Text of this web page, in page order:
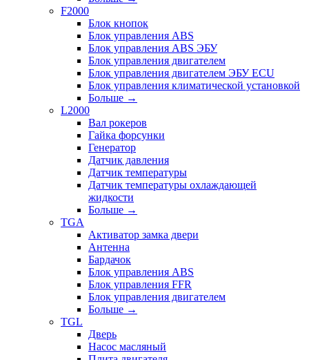
F2000
Блок кнопок
Блок управления ABS
Блок управления ABS ЭБУ
Блок управления двигателем
Блок управления двигателем ЭБУ ECU
Блок управления климатической установкой
Больше →
L2000
Вал рокеров
Гайка форсунки
Генератор
Датчик давления
Датчик температуры
Датчик температуры охлаждающей
жидкости
Больше →
TGA
Активатор замка двери
Антенна
Бардачок
Блок управления ABS
Блок управления FFR
Блок управления двигателем
Больше →
TGL
Дверь
Насос масляный